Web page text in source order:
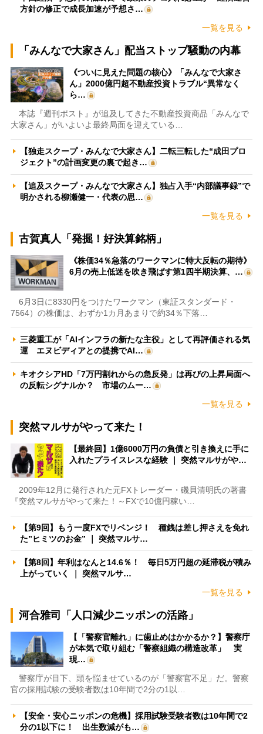
方針の修正で成長加速が予想さ…
一覧を見る
「みんなで大家さん」配当ストップ騒動の内幕
《ついに見えた問題の核心》「みんなで大家さ
ん」2000億円超不動産投資トラブル“異常なく
ら…
本誌『週刊ポスト』が追及してきた不動産投資商品「みんなで
大家さん」がいよいよ最終局面を迎えている…
【独走スクープ・みんなで大家さん】二転三転した“成田プロ
ジェクト”の計画変更の裏で起き…
【追及スクープ・みんなで大家さん】独占入手“内部議事録”で
明かされる柳瀬健一・代表の思…
一覧を見る
古賀真人「発掘！好決算銘柄」
《株価34％急落のワークマンに特大反転の期待》
6月の売上低迷を吹き飛ばす第1四半期決算、…
6月3日に8330円をつけたワークマン（東証スタンダード・
7564）の株価は、わずか1カ月あまりで約34％下落…
三菱重工が「AIインフラの新たな主役」として再評価される気
運 エヌビディアとの提携でAI…
キオクシアHD「7万円割れからの急反発」は再びの上昇局面へ
の反転シグナルか？ 市場のムー…
一覧を見る
突然マルサがやって来た！
【最終回】1億6000万円の負債と引き換えに手に
入れたプライスレスな経験 ｜ 突然マルサがや…
2009年12月に発行された元FXトレーダー・磯貝清明氏の著書
『突然マルサがやって来た！～FXで10億円稼い…
【第9回】もう一度FXでリベンジ！ 種銭は差し押さえを免れ
た”ヒミツのお金” ｜ 突然マルサ…
【第8回】年利はなんと14.6％！ 毎日5万円超の延滞税が積み
上がっていく ｜ 突然マルサ…
一覧を見る
河合雅司「人口減少ニッポンの活路」
【「警察官離れ」に歯止めはかかるか？】警察庁
が本気で取り組む「警察組織の構造改革」 実
現…
警察庁が目下、頭を悩ませているのが「警察官不足」だ。警察
官の採用試験の受験者数は10年間で2分の1以…
【安全・安心ニッポンの危機】採用試験受験者数は10年間で2
分の1以下に！ 出生数減がも…